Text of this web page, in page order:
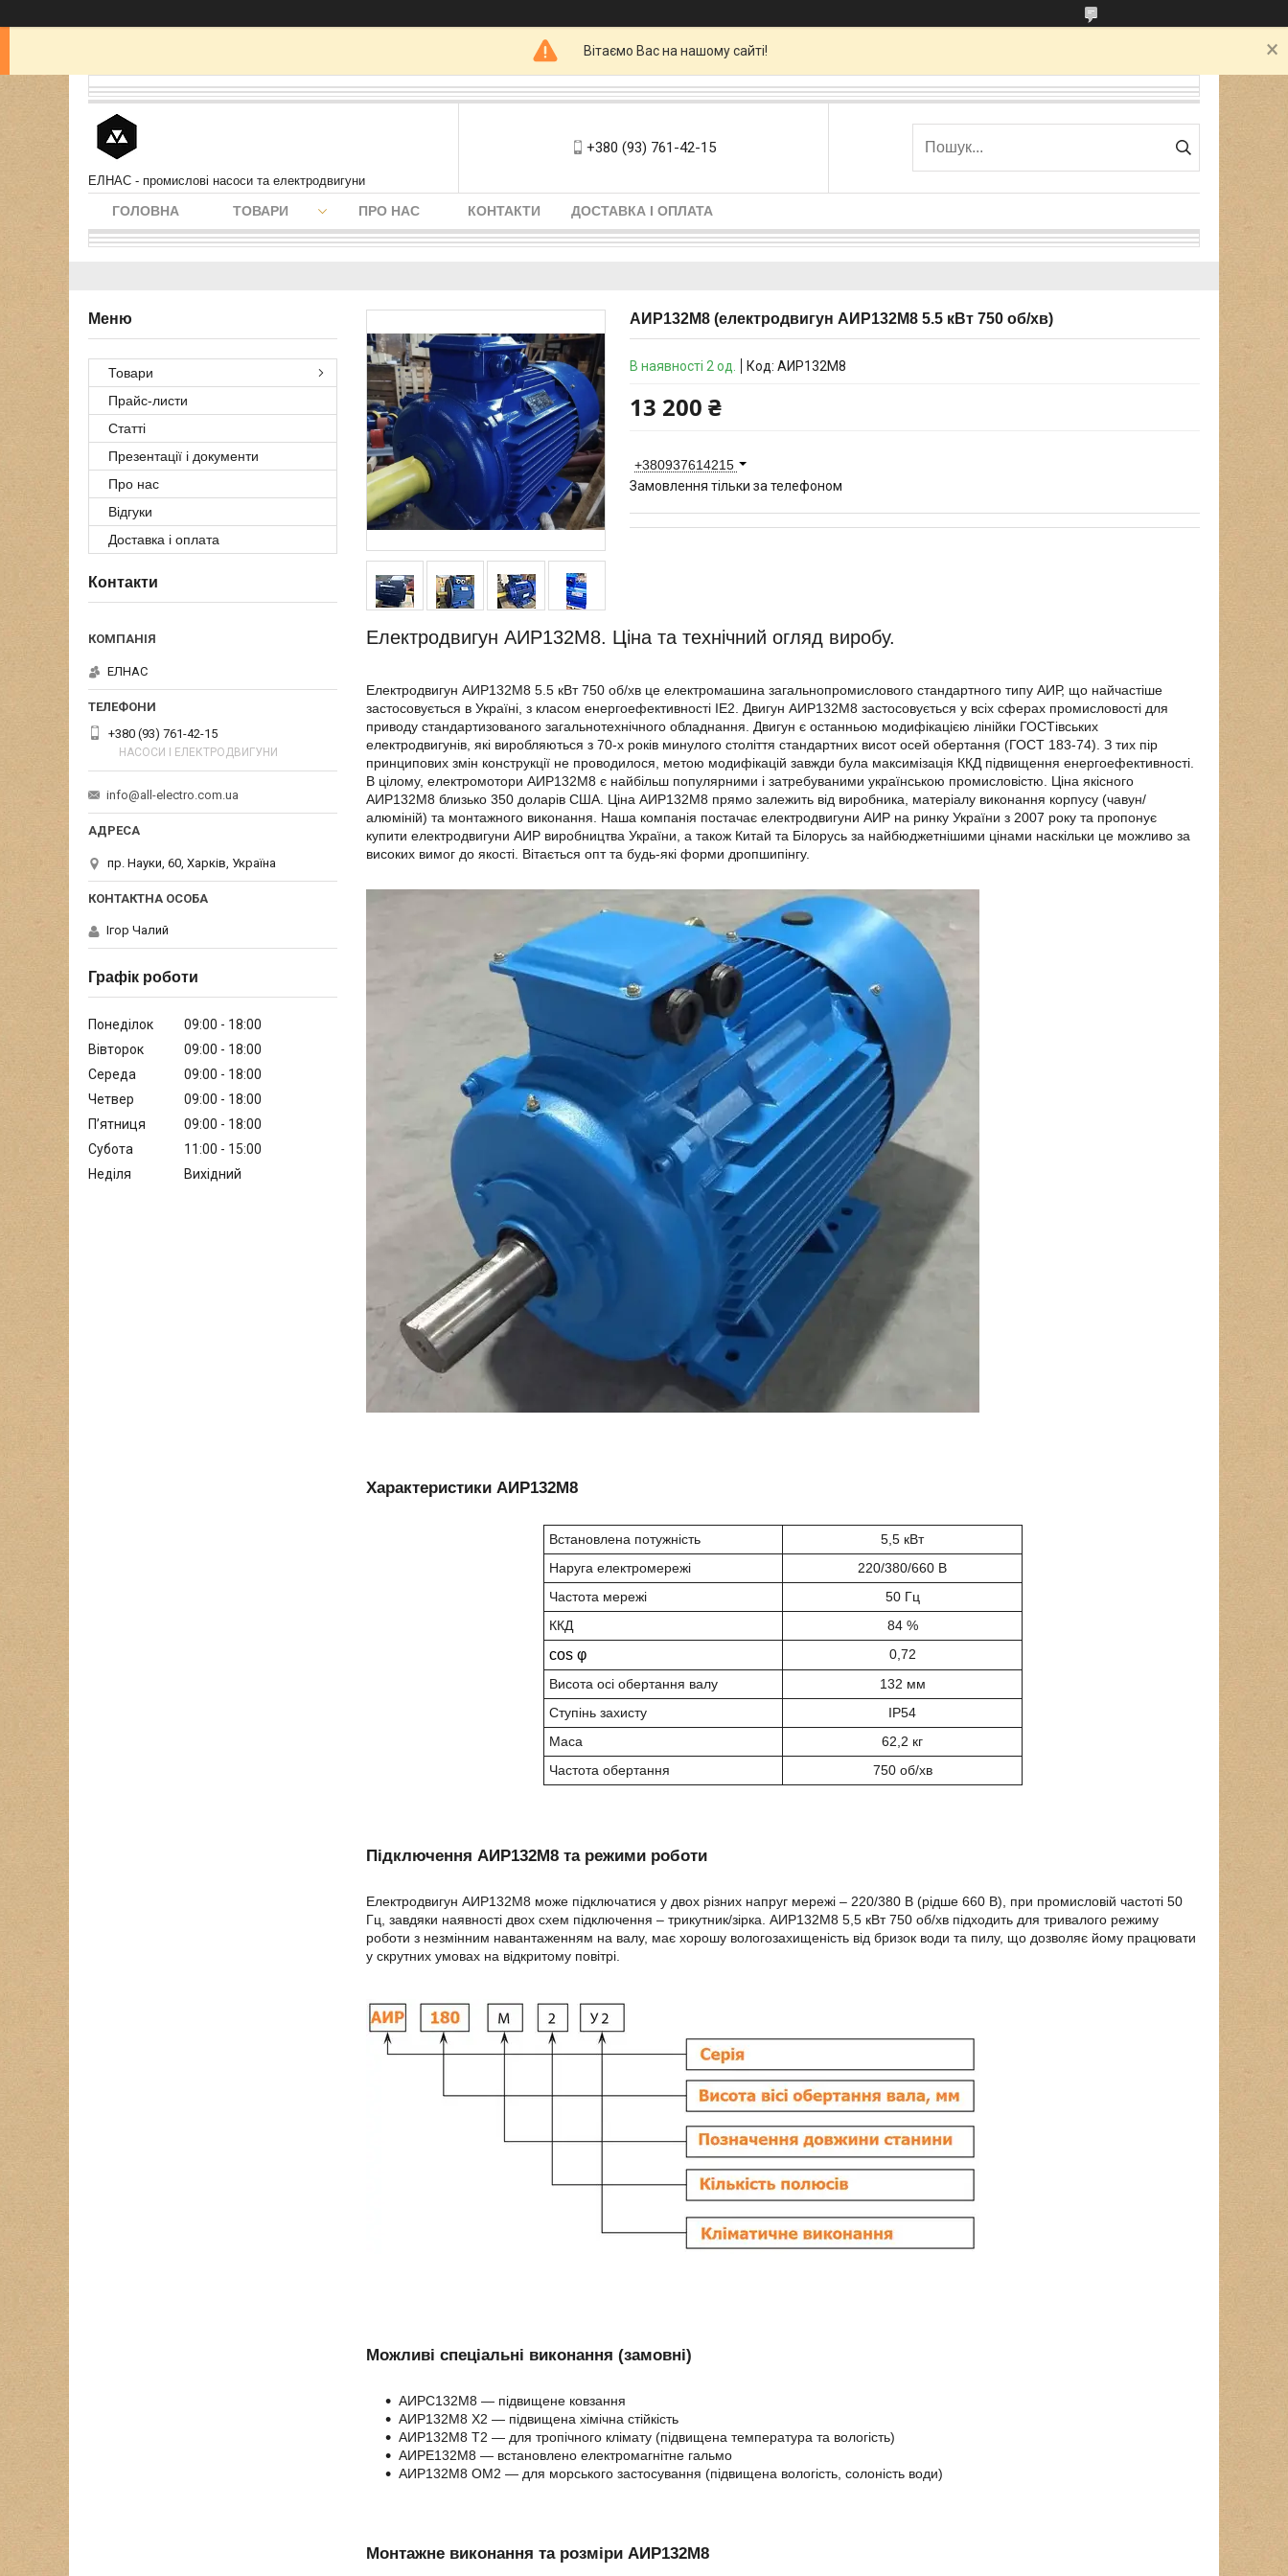
Вітаємо Вас на нашому сайті!
ЕЛНАС - промислові насоси та електродвигуни
+380 (93) 761-42-15
ГОЛОВНА ТОВАРИ ПРО НАС КОНТАКТИ ДОСТАВКА І ОПЛАТА
АИР132М8 (електродвигун АИР132М8 5.5 кВт 750 об/хв)
В наявності 2 од. Код: АИР132М8
13 200 ₴
+380937614215
Замовлення тільки за телефоном
Електродвигун АИР132М8. Ціна та технічний огляд виробу.
Електродвигун АИР132М8 5.5 кВт 750 об/хв це електромашина загальнопромислового стандартного типу АИР, що найчастіше
застосовується в Україні, з класом енергоефективності IE2. Двигун АИР132М8 застосовується у всіх сферах промисловості для
приводу стандартизованого загальнотехнічного обладнання. Двигун є останньою модифікацією лінійки ГОСТівських
електродвигунів, які виробляються з 70-х років минулого століття стандартних висот осей обертання (ГОСТ 183-74). З тих пір
принципових змін конструкції не проводилося, метою модифікацій завжди була максимізація ККД підвищення енергоефективності.
В цілому, електромотори АИР132М8 є найбільш популярними і затребуваними українською промисловістю. Ціна якісного
АИР132М8 близько 350 доларів США. Ціна АИР132М8 прямо залежить від виробника, матеріалу виконання корпусу (чавун/
алюміній) та монтажного виконання. Наша компанія постачає електродвигуни АИР на ринку України з 2007 року та пропонує
купити електродвигуни АИР виробництва України, а також Китай та Білорусь за найбюджетнішими цінами наскільки це можливо за
високих вимог до якості. Вітається опт та будь-які форми дропшипінгу.
Характеристики АИР132М8
Встановлена потужність
5,5 кВт
Наруга електромережі
220/380/660 В
Частота мережі
50 Гц
ККД
84 %
cos φ
0,72
Висота осі обертання валу
132 мм
Ступінь захисту
IP54
Маса
62,2 кг
Частота обертання
750 об/хв
Підключення АИР132М8 та режими роботи
Електродвигун АИР132М8 може підключатися у двох різних напруг мережі – 220/380 В (рідше 660 В), при промисловій частоті 50
Гц, завдяки наявності двох схем підключення – трикутник/зірка. АИР132М8 5,5 кВт 750 об/хв підходить для тривалого режиму
роботи з незмінним навантаженням на валу, має хорошу вологозахищеність від бризок води та пилу, що дозволяє йому працювати
у скрутних умовах на відкритому повітрі.
Можливі спеціальні виконання (замовні)
АИРС132М8 ― підвищене ковзання
АИР132М8 Х2 ― підвищена хімічна стійкість
АИР132М8 Т2 ― для тропічного клімату (підвищена температура та вологість)
АИРЕ132М8 ― встановлено електромагнітне гальмо
АИР132М8 ОМ2 ― для морського застосування (підвищена вологість, солоність води)
Монтажне виконання та розміри АИР132М8
Товари
Прайс-листи
Статті
Презентації і документи
Про нас
Відгуки
Доставка і оплата
Контакти
ЕЛНАС
+380 (93) 761-42-15
НАСОСИ І ЕЛЕКТРОДВИГУНИ
info@all-electro.com.ua
пр. Науки, 60, Харків, Україна
Ігор Чалий
Графік роботи
Понеділок 09:00
18:00
Вівторок
09:00
18:00
Середа
09:00
18:00
Четвер
09:00
18:00
Пʼятниця
09:00
18:00
Субота
11:00
15:00
Неділя
Вихідний